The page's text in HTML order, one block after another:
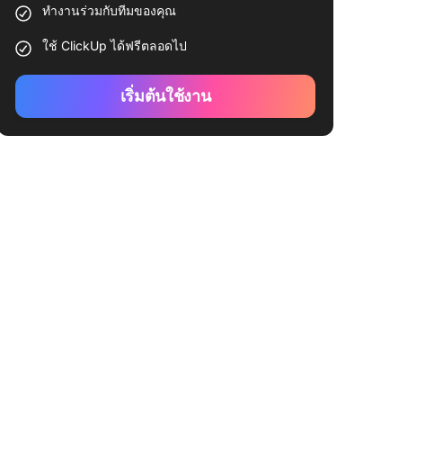
ทำงานร่วมกับทีมของคุณ
ใช้ ClickUp ได้ฟรีตลอดไป
เริ่มต้นใช้งาน